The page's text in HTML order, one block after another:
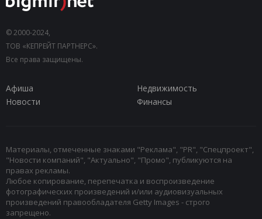
© 2000-2024,
ТОВ «КЕПРЕЙТ ПАРТНЕРС».
Все права защищены.
Афиша
Недвижимость
Новости
Финансы
Материалы, отмеченные знаками "Реклама", "PR", "Спецпроект",
"Новости компаний", "Актуально", "Промо", публикуются на
правах рекламы.
Любое копирование, перепечатка и воспроизведение
фотографических произведений и/или аудиовизуальных
произведений правообладателя Getty Images - строго
запрещено.